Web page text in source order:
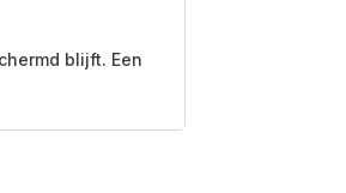
blijft. Een